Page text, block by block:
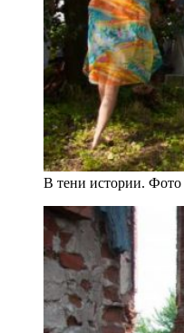
В тени истории.